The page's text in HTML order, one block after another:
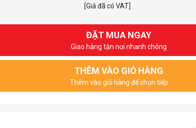
[Giá đã có VAT]
ĐẶT MUA NGAY
Giao hàng tận nơi nhanh chóng
THÊM VÀO GIỎ HÀNG
Thêm vào giỏ hàng để chọn tiếp